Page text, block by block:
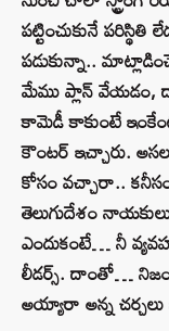
పట్టించుకునే పరిస్థితి
పడుకున్నా..
మేము ప్లాన్
కామెడీ కాకుంటే
కౌంటర్ ఇచ్చారు.
కోసం వచ్చారా..
తెలుగుదేశం
ఎందుకంటే… నీ
లీడర్స్‌. దాంతో…
అయ్యారా అన్న చర్చలు